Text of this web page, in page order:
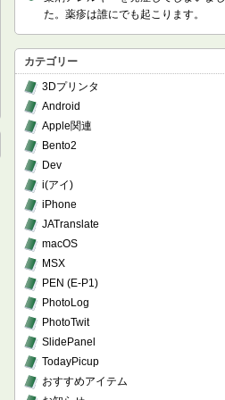
た。薬疹は誰にでも起こります。
カテゴリー
3Dプリンタ
Android
Apple関連
Bento2
Dev
i(アイ)
iPhone
JATranslate
macOS
MSX
PEN (E-P1)
PhotoLog
PhotoTwit
SlidePanel
TodayPicup
おすすめアイテム